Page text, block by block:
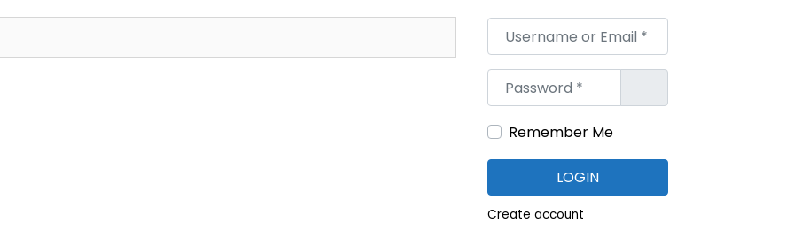
Username or Email*
Password*
Remember Me
LOGIN
Create account